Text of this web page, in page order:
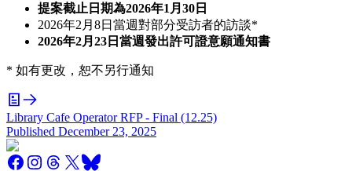
提案截止日期為2026年1月30日
2026年2月8日當週對部分受訪者的訪談*
2026年2月23日當週發出許可證意願通知書
* 如有更改，恕不另行通知
Library Cafe Operator RFP - Final (12.25)
Published December 23, 2025